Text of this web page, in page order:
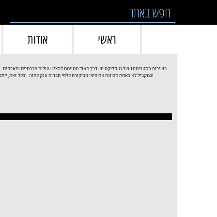
ראשי אודות
בשירות הסטרימינג של נטפליקס יש דרך מאוד מסוימת להציג עוולות חברתיים
ובמקביל לא באמת מכוונת את חיצי הביקורת כלפי חברות ענק כמוה. ובכל זאת,